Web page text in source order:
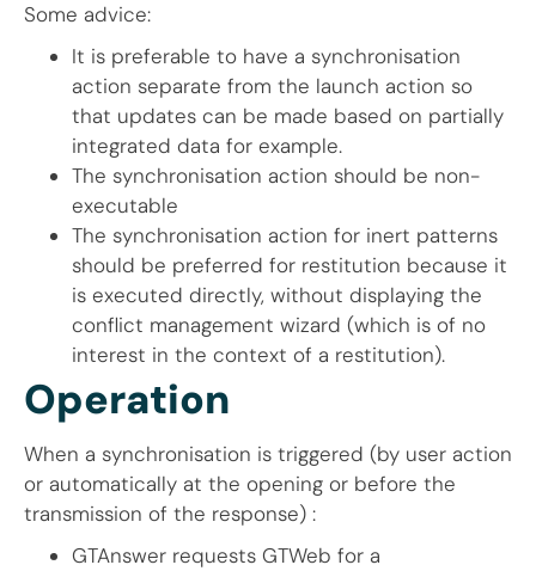
Some advice:
It is preferable to have a synchronisation
action separate from the launch action so
that updates can be made based on partially
integrated data for example.
The synchronisation action should be non-
executable
The synchronisation action for inert patterns
should be preferred for restitution because it
is executed directly, without displaying the
conflict management wizard (which is of no
interest in the context of a restitution).
Operation
When a synchronisation is triggered (by user action
or automatically at the opening or before the
transmission of the response) :
GTAnswer requests GTWeb for a